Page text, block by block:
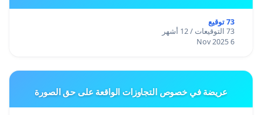
73 توقيع
73 التوقيعات / 12 أشهر
6 Nov 2025
عريضة في خصوص التجاوزات الواقعة على حق الصورة